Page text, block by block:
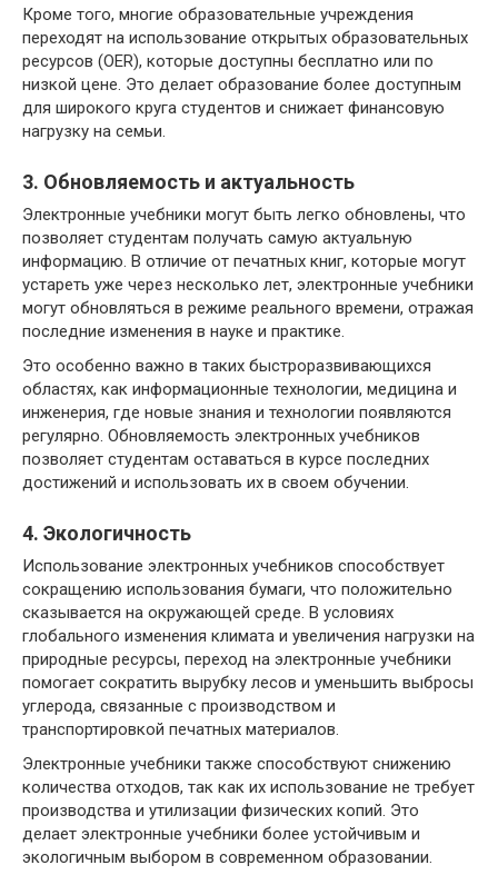
Кроме того, многие образовательные учреждения
переходят на использование открытых образовательных
ресурсов (OER), которые доступны бесплатно или по
низкой цене. Это делает образование более доступным
для широкого круга студентов и снижает финансовую
нагрузку на семьи.
3. Обновляемость и актуальность
Электронные учебники могут быть легко обновлены, что
позволяет студентам получать самую актуальную
информацию. В отличие от печатных книг, которые могут
устареть уже через несколько лет, электронные учебники
могут обновляться в режиме реального времени, отражая
последние изменения в науке и практике.
Это особенно важно в таких быстроразвивающихся
областях, как информационные технологии, медицина и
инженерия, где новые знания и технологии появляются
регулярно. Обновляемость электронных учебников
позволяет студентам оставаться в курсе последних
достижений и использовать их в своем обучении.
4. Экологичность
Использование электронных учебников способствует
сокращению использования бумаги, что положительно
сказывается на окружающей среде. В условиях
глобального изменения климата и увеличения нагрузки на
природные ресурсы, переход на электронные учебники
помогает сократить вырубку лесов и уменьшить выбросы
углерода, связанные с производством и
транспортировкой печатных материалов.
Электронные учебники также способствуют снижению
количества отходов, так как их использование не требует
производства и утилизации физических копий. Это
делает электронные учебники более устойчивым и
экологичным выбором в современном образовании.